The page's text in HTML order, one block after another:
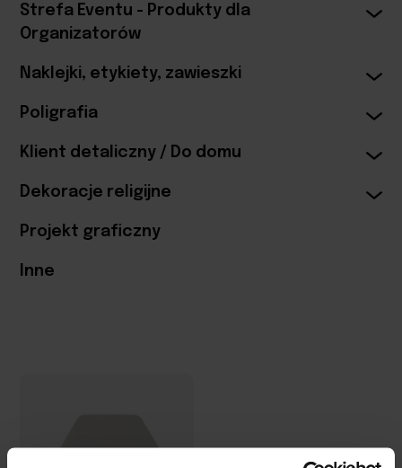
Strefa Eventu - Produkty dla
Organizatorów
Naklejki, etykiety, zawieszki
Poligrafia
Klient detaliczny / Do domu
Dekoracje religijne
Projekt graficzny
Inne